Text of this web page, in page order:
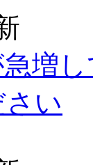
急増
い